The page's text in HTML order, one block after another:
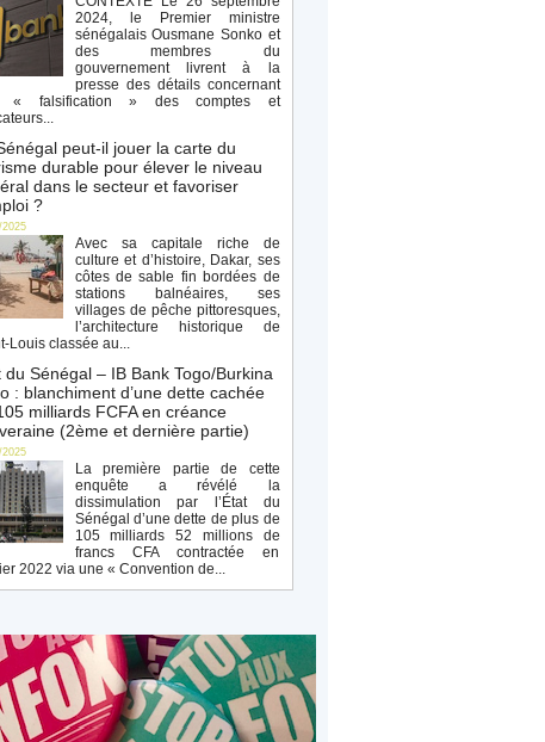
2024, le Premier ministre
sénégalais Ousmane Sonko et
des membres du
gouvernement livrent à la
presse des détails concernant
« falsification » des comptes et
peut-il jouer la carte du
durable pour élever le niveau
dans le secteur et favoriser
?
Avec sa capitale riche de
culture et d’histoire, Dakar, ses
côtes de sable fin bordées de
stations balnéaires, ses
villages de pêche pittoresques,
l’architecture historique de
Louis classée au...
du Sénégal – IB Bank Togo/Burkina
: blanchiment d’une dette cachée
milliards FCFA en créance
(2ème et dernière partie)
La première partie de cette
enquête a révélé la
dissimulation par l’État du
Sénégal d’une dette de plus de
105 milliards 52 millions de
francs CFA contractée en
2022 via une « Convention de...